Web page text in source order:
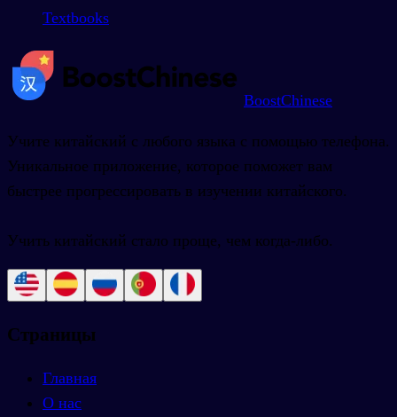
Textbooks
BoostChinese
Учите китайский с любого языка с помощью телефона.
Уникальное приложение, которое поможет вам
быстрее прогрессировать в изучении китайского.
Учить китайский стало проще, чем когда-либо.
Страницы
Главная
О нас